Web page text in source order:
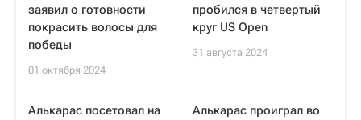
заявил о готовности
покрасить волосы для
победы
01 октября 2024
пробился в четвертый
круг US Open
31 августа 2024
Алькарас посетовал на
Алькарас проиграл во